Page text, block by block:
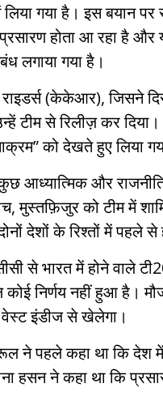
गया है। इस बयान
होता आ रहा है और
लगाया गया है।
(केकेआर), जिसने
टीम से रिलीज़ कर
को देखते हुए लिया
आध्यात्मिक और
मुस्तफ़िजुर को टीम में
देशों के रिश्तों में पहले से
से भारत में होने वाले
निर्णय नहीं हुआ है।
वेस्ट इंडीज से खेलेगा।
पहले कहा था कि देश में
हसन ने कहा था कि